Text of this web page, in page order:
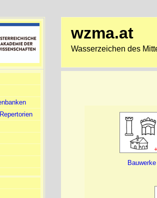
wzma.at
Wasserzeichen des
Bauwerke